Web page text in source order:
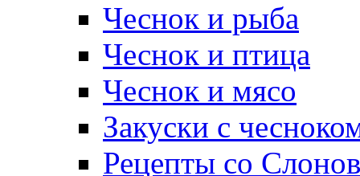
Чеснок и рыба
Чеснок и птица
Чеснок и мясо
Закуски с
Рецепты со